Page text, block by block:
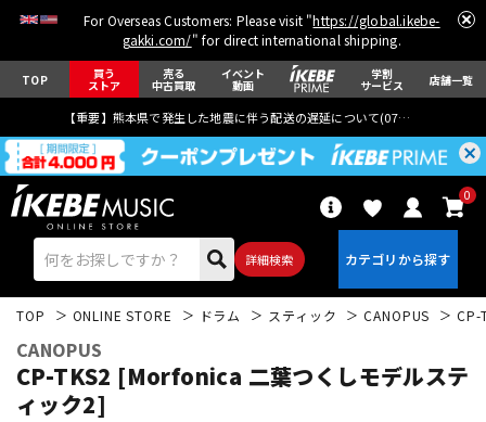
For Overseas Customers: Please visit "https://global.ikebe-
gakki.com/" for direct international shipping.
TOP 買う
ストア
売る
中古買取
イベント
動画
学割
サービス 店舗一覧
【重要】熊本県で発生した地震に伴う配送の遅延について(07月29日
詳細検索
0
TOP ONLINE STORE ドラム スティック CANOPUS CP-
CANOPUS
CP-TKS2 [Morfonica 二葉つくしモデルステ
ィック2]